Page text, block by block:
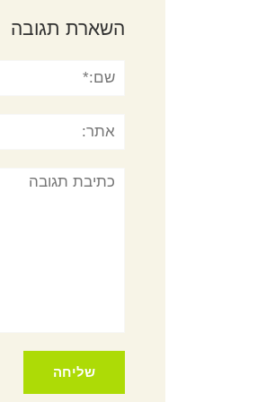
השארת תגובה
תגובה